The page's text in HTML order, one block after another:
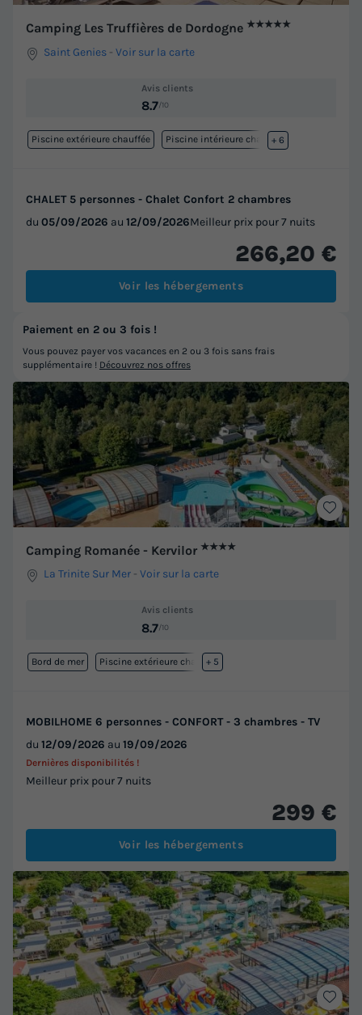
Camping Les Truffières de Dordogne ★★★★★
Saint Genies -Voir sur la carte
Avis clients
8.7/10
Piscine extérieure chauffée Piscine intérieure chauffée
+ 6
CHALET 5 personnes - Chalet Confort 2 chambres
du 05/09/2026 au 12/09/2026Meilleur prix pour 7 nuits
266,20 €
Voir les hébergements
Camping Romanée - Kervilor ★★★★
La Trinite Sur Mer -Voir sur la carte
Avis clients
8.7/10
Bord de mer Piscine extérieure chauffée
+ 5
MOBILHOME 6 personnes - CONFORT - 3 chambres - TV
du 12/09/2026 au 19/09/2026
Meilleur prix pour 7 nuits
Dernières disponibilités !
299 €
Voir les hébergements
Paiement en 2 ou 3 fois !
Vous pouvez payer vos vacances en 2 ou 3 fois sans frais
supplémentaire ! Découvrez nos offres